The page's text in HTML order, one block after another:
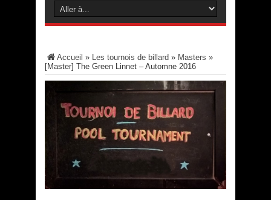
Accueil » Les tournois de billard » Masters »
[Master] The Green Linnet – Automne 2016